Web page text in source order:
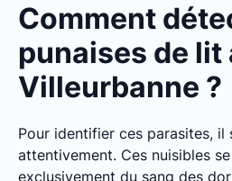
Comment
punaises de lit
Villeurbanne ?
Pour identifier ces parasites, il
attentivement. Ces nuisibles
exclusivement du sang des